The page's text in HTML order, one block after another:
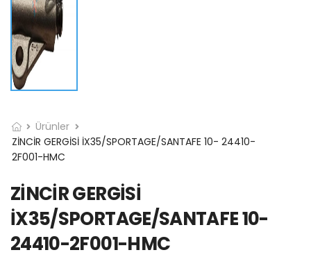
Ürünler
ZİNCİR GERGİSİ İX35/SPORTAGE/SANTAFE 10- 24410-
2F001-HMC
ZİNCİR GERGİSİ
İX35/SPORTAGE/SANTAFE 10-
24410-2F001-HMC